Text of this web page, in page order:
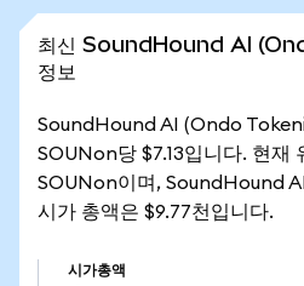
최신 SoundHound AI
정보
SoundHound AI (Ondo
SOUNon당 $7.13입니다. 현재
SOUNon이며, SoundHound
시가 총액은 $9.77천입니다.
시가총액